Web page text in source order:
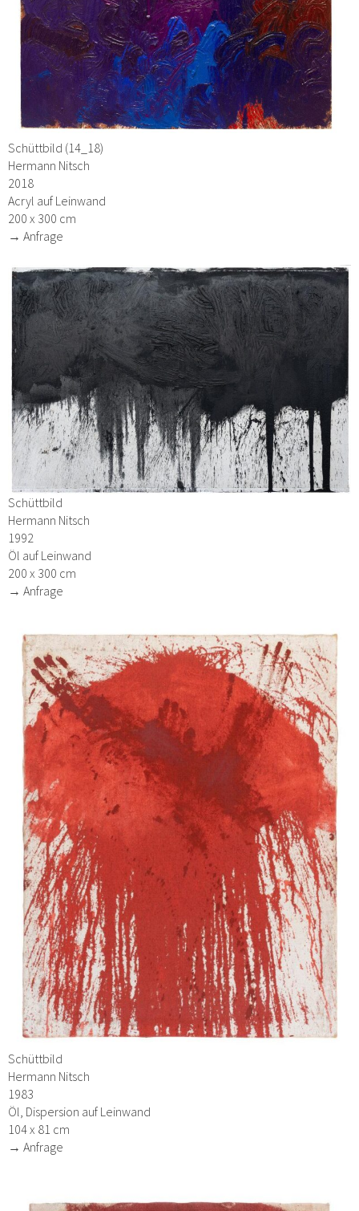
Schüttbild (14_18)
Hermann Nitsch
2018
Acryl auf Leinwand
200 x 300 cm
→ Anfrage
Schüttbild
Hermann Nitsch
1992
Öl auf Leinwand
200 x 300 cm
→ Anfrage
Schüttbild
Hermann Nitsch
1983
Öl, Dispersion auf Leinwand
104 x 81 cm
→ Anfrage